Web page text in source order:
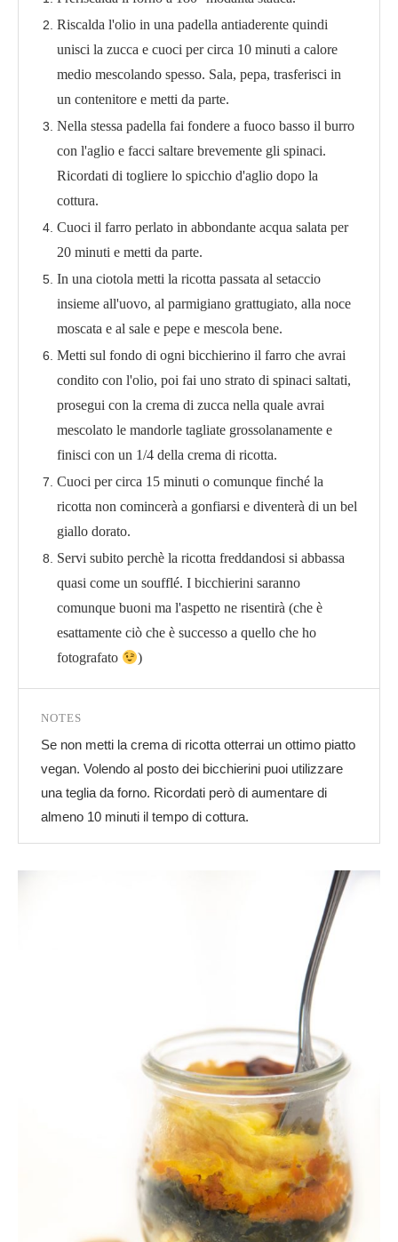
Riscalda l'olio in una padella antiaderente quindi
unisci la zucca e cuoci per circa 10 minuti a calore
medio mescolando spesso. Sala, pepa, trasferisci in
un contenitore e metti da parte.
Nella stessa padella fai fondere a fuoco basso il burro
con l'aglio e facci saltare brevemente gli spinaci.
Ricordati di togliere lo spicchio d'aglio dopo la
cottura.
Cuoci il farro perlato in abbondante acqua salata per
20 minuti e metti da parte.
In una ciotola metti la ricotta passata al setaccio
insieme all'uovo, al parmigiano grattugiato, alla noce
moscata e al sale e pepe e mescola bene.
Metti sul fondo di ogni bicchierino il farro che avrai
condito con l'olio, poi fai uno strato di spinaci saltati,
prosegui con la crema di zucca nella quale avrai
mescolato le mandorle tagliate grossolanamente e
finisci con un 1/4 della crema di ricotta.
Cuoci per circa 15 minuti o comunque finché la
ricotta non comincerà a gonfiarsi e diventerà di un bel
giallo dorato.
Servi subito perchè la ricotta freddandosi si abbassa
quasi come un soufflé. I bicchierini saranno
comunque buoni ma l'aspetto ne risentirà (che è
esattamente ciò che è successo a quello che ho
fotografato
)
NOTES
Se non metti la crema di ricotta otterrai un ottimo piatto
vegan. Volendo al posto dei bicchierini puoi utilizzare
una teglia da forno. Ricordati però di aumentare di
almeno 10 minuti il tempo di cottura.